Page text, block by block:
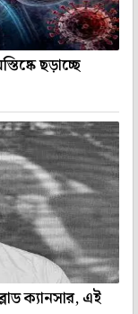
ছড়াচ্ছে
ক্যানসার, এই